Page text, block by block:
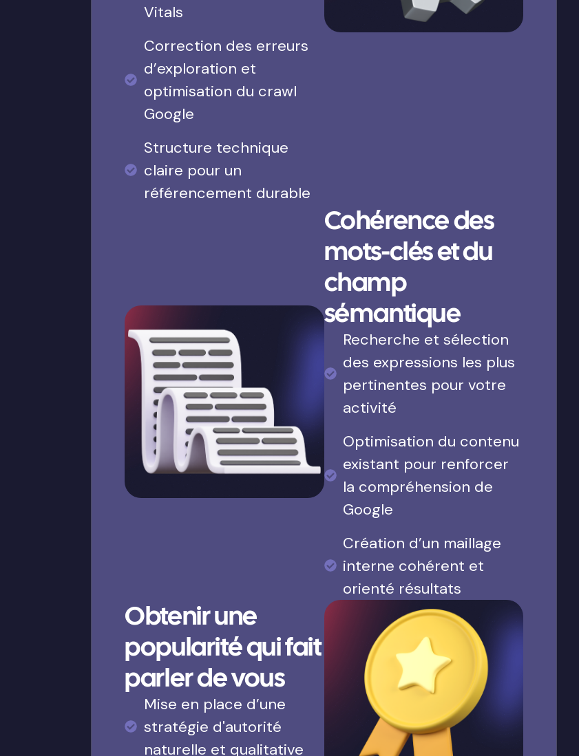
Vitals
Correction des erreurs
d’exploration et
optimisation du crawl
Google
Structure technique
claire pour un
référencement durable
Cohérence des
mots-clés et du
champ
sémantique
Recherche et sélection
des expressions les plus
pertinentes pour votre
activité
Optimisation du contenu
existant pour renforcer
la compréhension de
Google
Création d’un maillage
interne cohérent et
orienté résultats
Obtenir une
popularité qui fait
parler de vous
Mise en place d’une
stratégie d'autorité
naturelle et qualitative